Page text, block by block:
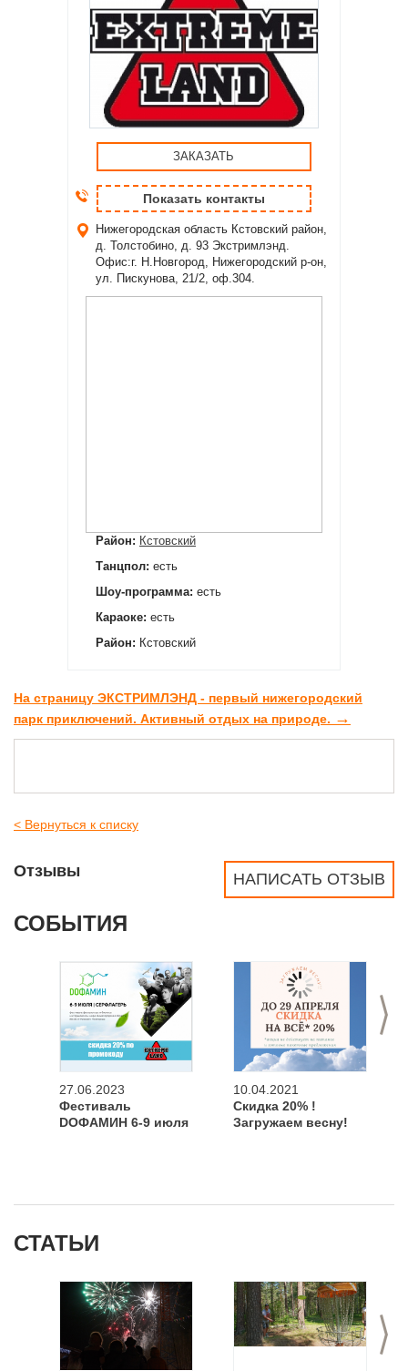
ЗАКАЗАТЬ
Показать контакты
Нижегородская область Кстовский район,
д. Толстобино, д. 93 Экстримлэнд.
Офис:г. Н.Новгород, Нижегородский р-он,
ул. Пискунова, 21/2, оф.304.
Район: Кстовский
Танцпол: есть
Шоу-программа: есть
Караоке: есть
Район: Кстовский
На страницу ЭКСТРИМЛЭНД - первый нижегородский
парк приключений. Активный отдых на природе. →
< Вернуться к списку
НАПИСАТЬ ОТЗЫВ
Отзывы
СОБЫТИЯ
>
27.06.2023
Фестиваль
DOФАМИН 6-9 июля
10.04.2021
Скидка 20% !
Загружаем весну!
СТАТЬИ
>